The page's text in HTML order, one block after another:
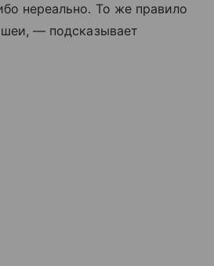
нереально. То же правило
— подсказывает